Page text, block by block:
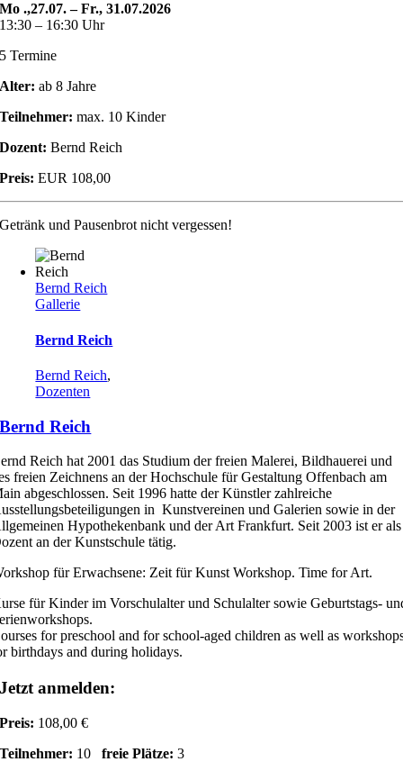
Mo .,27.07. – Fr., 31.07.2026
13:30 – 16:30 Uhr
5 Termine
Alter: ab 8 Jahre
Teilnehmer: max. 10 Kinder
Dozent: Bernd Reich
Preis: EUR 108,00
Getränk und Pausenbrot nicht vergessen!
Bernd Reich
Gallerie
Bernd Reich
Bernd Reich,
Dozenten
Bernd Reich
Reich hat 2001 das Studium der freien Malerei, Bildhauerei und
freien Zeichnens an der Hochschule für Gestaltung Offenbach am
abgeschlossen. Seit 1996 hatte der Künstler zahlreiche
in Kunstvereinen und Galerien sowie in der
Hypothekenbank und der Art Frankfurt. Seit 2003 ist er als
an der Kunstschule tätig.
für Erwachsene: Zeit für Kunst Workshop. Time for Art.
für Kinder im Vorschulalter und Schulalter sowie Geburtstags-
for preschool and for school-aged children as well as
birthdays and during holidays.
Jetzt anmelden:
Preis: 108,00 €
Teilnehmer: 10freie Plätze: 3